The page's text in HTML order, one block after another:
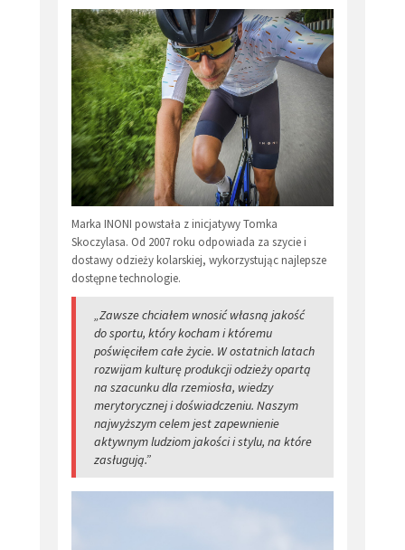
Marka INONI powstała z inicjatywy Tomka
Skoczylasa. Od 2007 roku odpowiada za szycie i
dostawy odzieży kolarskiej, wykorzystując najlepsze
dostępne technologie.
„Zawsze chciałem wnosić własną jakość
do sportu, który kocham i któremu
poświęciłem całe życie. W ostatnich latach
rozwijam kulturę produkcji odzieży opartą
na szacunku dla rzemiosła, wiedzy
merytorycznej i doświadczeniu. Naszym
najwyższym celem jest zapewnienie
aktywnym ludziom jakości i stylu, na które
zasługują.”